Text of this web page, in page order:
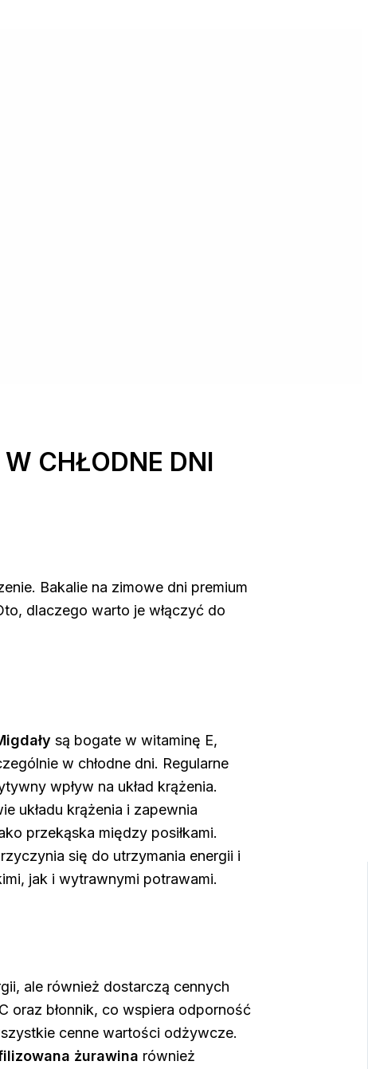
CHŁODNE DNI
Bakalie na zimowe dni premium
dlaczego warto je włączyć do
są bogate w witaminę E,
w chłodne dni. Regularne
wpływ na układ krążenia.
układu krążenia i zapewnia
przekąska między posiłkami.
się do utrzymania energii i
jak i wytrawnymi potrawami.
ale również dostarczą cennych
oraz błonnik, co wspiera odporność
cenne wartości odżywcze.
żurawina również